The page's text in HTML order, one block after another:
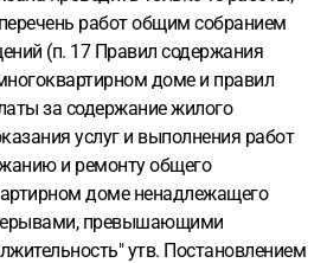
работ общим собранием
(п. 17 Правил содержания
доме и правил
за содержание жилого
услуг и выполнения работ
и ремонту общего
доме ненадлежащего
превышающими
утв. Постановлением